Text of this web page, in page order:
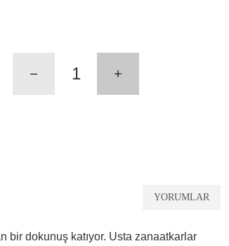
YORUMLAR
bir dokunuş katıyor. Usta zanaatkarlar